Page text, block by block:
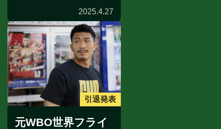
2025.4.27
引退発表
元WBO世界フライ